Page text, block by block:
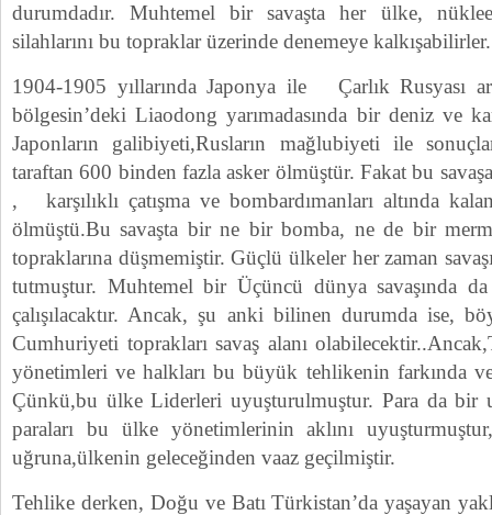
durumdadır. Muhtemel bir savaşta her ülke,
silahlarını bu topraklar üzerinde denemeye kalkışabilirler.
1904-1905 yıllarında Japonya ile Çarlık Rusyası
bölgesin’deki Liaodong yarımadasında bir deniz ve
Japonların galibiyeti,Rusların mağlubiyeti ile
taraftan 600 binden fazla asker ölmüştür. Fakat bu
, karşılıklı çatışma ve bombardımanları altında
ölmüştü.Bu savaşta bir ne bir bomba, ne de bir
topraklarına düşmemiştir. Güçlü ülkeler her zaman
tutmuştur. Muhtemel bir Üçüncü dünya savaşında
çalışılacaktır. Ancak, şu anki bilinen durumda ise,
Cumhuriyeti toprakları savaş alanı
yönetimleri ve halkları bu büyük tehlikenin farkında
Çünkü,bu ülke Liderleri uyuşturulmuştur. Para da bir
paraları bu ülke yönetimlerinin aklını
uğruna,ülkenin geleceğinden vaaz geçilmiştir.
Tehlike derken, Doğu ve Batı Türkistan’da yaşayan